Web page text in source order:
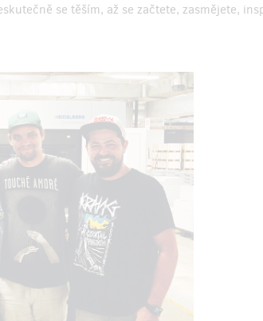
se těším, až se začtete, zasmějete,